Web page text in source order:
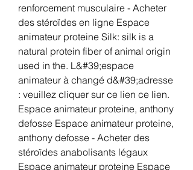
renforcement musculaire - Acheter
des stéroïdes en ligne Espace
animateur proteine Silk: silk is a
natural protein fiber of animal origin
used in the. L&#39;espace
animateur à changé d&#39;adresse
: veuillez cliquer sur ce lien ce lien.
Espace animateur proteine, anthony
defosse Espace animateur proteine,
anthony defosse - Acheter des
stéroïdes anabolisants légaux
Espace animateur proteine Espace